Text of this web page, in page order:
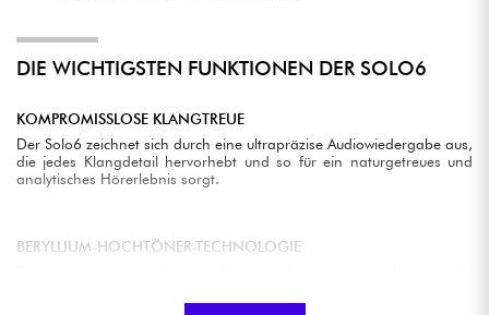
DIE WICHTIGSTEN FUNKTIONEN DER SOLO6
KOMPROMISSLOSE KLANGTREUE
Der Solo6 zeichnet sich durch eine ultrapräzise Audiowiedergabe aus,
die jedes Klangdetail hervorhebt und so für ein naturgetreues und
analytisches Hörerlebnis sorgt.
BERYLLIUM-HOCHTÖNER-TECHNOLOGIE